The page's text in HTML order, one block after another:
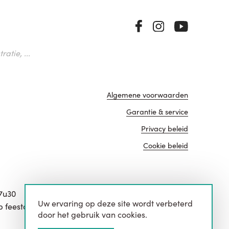
...
feestdagen.
Algemene voorwaarden
Garantie & service
Privacy beleid
Cookie beleid
website door
Uw ervaring op deze site wordt verbeterd
door het gebruik van cookies.